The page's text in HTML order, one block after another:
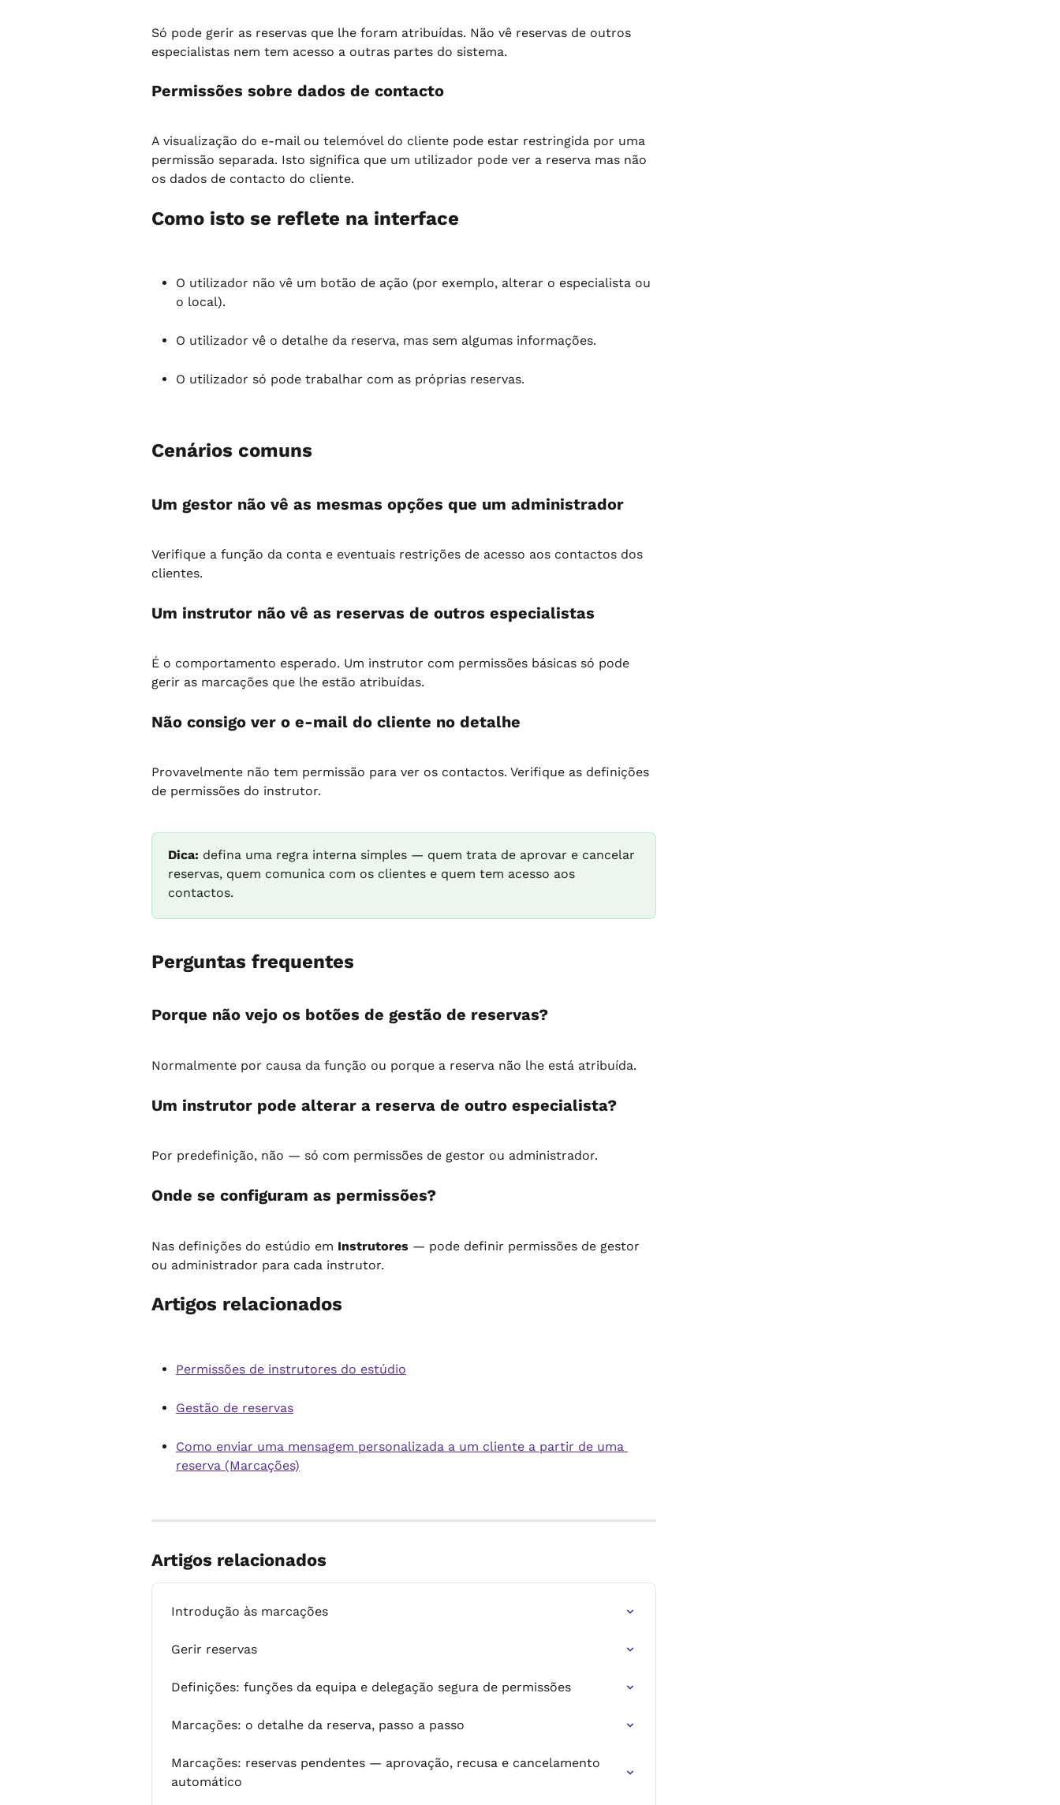
Só pode gerir as reservas que lhe foram atribuídas. Não vê reservas de outros
especialistas nem tem acesso a outras partes do sistema.
Permissões sobre dados de contacto
A visualização do e-mail ou telemóvel do cliente pode estar restringida por uma
permissão separada. Isto significa que um utilizador pode ver a reserva mas não
os dados de contacto do cliente.
Como isto se reflete na interface
O utilizador não vê um botão de ação (por exemplo, alterar o especialista ou
o local).
O utilizador vê o detalhe da reserva, mas sem algumas informações.
O utilizador só pode trabalhar com as próprias reservas.
Cenários comuns
Um gestor não vê as mesmas opções que um administrador
Verifique a função da conta e eventuais restrições de acesso aos contactos dos
clientes.
Um instrutor não vê as reservas de outros especialistas
É o comportamento esperado. Um instrutor com permissões básicas só pode
gerir as marcações que lhe estão atribuídas.
Não consigo ver o e-mail do cliente no detalhe
Provavelmente não tem permissão para ver os contactos. Verifique as definições
de permissões do instrutor.
Dica: defina uma regra interna simples — quem trata de aprovar e cancelar
reservas, quem comunica com os clientes e quem tem acesso aos
contactos.
Perguntas frequentes
Porque não vejo os botões de gestão de reservas?
Normalmente por causa da função ou porque a reserva não lhe está atribuída.
Um instrutor pode alterar a reserva de outro especialista?
Por predefinição, não — só com permissões de gestor ou administrador.
Onde se configuram as permissões?
Nas definições do estúdio em Instrutores — pode definir permissões de gestor
ou administrador para cada instrutor.
Artigos relacionados
Permissões de instrutores do estúdio
Gestão de reservas
Como enviar uma mensagem personalizada a um cliente a partir de uma
reserva (Marcações)
Artigos relacionados
Introdução às marcações
Gerir reservas
Definições: funções da equipa e delegação segura de permissões
Marcações: o detalhe da reserva, passo a passo
Marcações: reservas pendentes — aprovação, recusa e cancelamento
automático